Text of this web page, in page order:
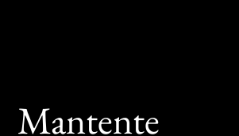
Mantente